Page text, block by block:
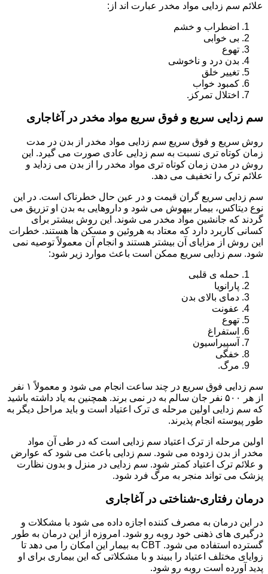
علائم سم زدایی مواد مخدر عبارت اند از:
اضطراب و خشم
بی خوابی
تهوع
بدن درد و ناخوشی
تغییر خلق
کمبود خواب
اختلال تمرکز.
سم زدایی سریع و فوق سریع مواد مخدر در آغاجاری
روش سریع و فوق سریع سم زدایی مواد مخدر از بدن در مدت
زمان کوتاه تری نسبت به سم زدایی عادی صورت می گیرد. این
روش در مدن زمان کوتاه تری مواد مخدر را از بدن می زداید و
علائم ترک را تخفیف می دهد.
سم زدایی سریع گران قیمت و در عین حال خطرناک است. در این
نوع دیتاکس، بیمار بیهوش می شود و داروهایی به بدن او تزریق می
گردند که جانشین مواد مخدر می شوند. این روش بیشتر برای
کسانی کاربرد دارد که معتاد به هروئین و مسکن ها هستند. خطرات
این روش از مزایای آن بیشتر هستند و انجام آن معمولاً توصیه نمی
شود. سم زدایی سریع ممکن است باعث موارد زیر شود:
حمله ی قلبی
پارانویا
دمای بالای بدن
عفونت
تهوع
استفراغ
آسپیراسیون
خفگی
مرگ.
سم زدایی فوق سریع در چند ساعت انجام می شود و معمولاً ۱ نفر
از هر ۵۰۰ نفر جان سالم به در نمی برند. همچنین به یاد داشته باشید
که سم زدایی اولین مرحله ی ترک اعتیاد است و باید مراحل دیگر به
طور پیوسته انجام پذیرند.
اولین مرحله از ترک اعتیاد سم زدایی است که در طی آن مواد
مخدر از بدن زدوده می شود. سم زدایی باعث می شود که عوارض
و علائم ترک اعتیاد کمتر شود. سم زدایی در منزل و بدون نظارت
پزشک می تواند منجر به مرگ فرد شود.
درمان رفتاری-شناختی در آغاجاری
در این درمان به مصرف کننده اجازه داده می شود با مشکلات و
درگیری های ذهنی خود روبه رو شود. امروزه از این درمان به طور
گسترده استفاده می شود. CBT به بیمار این امکان را می دهد تا
زوایای مختلف اعتیاد را ببیند و با مشکلاتی که این بیماری برای او
پدید آورده است روبه رو شود.